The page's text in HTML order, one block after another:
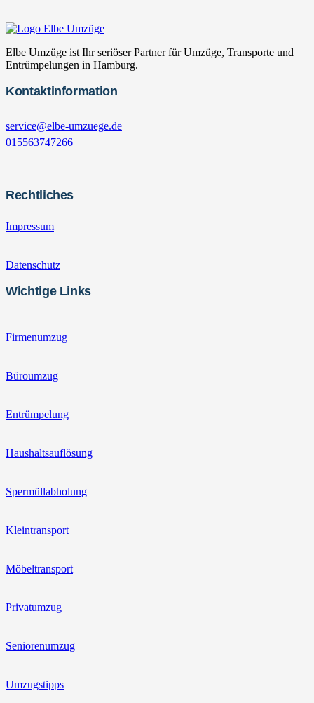
Elbe Umzüge ist Ihr seriöser Partner für Umzüge, Transporte und
Entrümpelungen in Hamburg.
Kontaktinformation
service@elbe-umzuege.de
015563747266
Rechtliches
Impressum
Datenschutz
Wichtige Links
Firmenumzug
Büroumzug
Entrümpelung
Haushaltsauflösung
Spermüllabholung
Kleintransport
Möbeltransport
Privatumzug
Seniorenumzug
Umzugstipps